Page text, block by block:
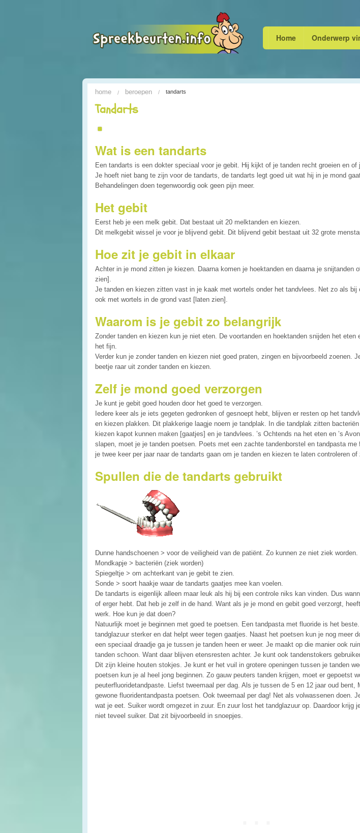
Home Onderwerp
home beroepen tandarts
Tandarts
Wat is een tandarts
Een tandarts is een dokter speciaal voor je gebit. Hij kijkt of je tanden recht groeien en of
Je hoeft niet bang te zijn voor de tandarts, de tandarts legt goed uit wat hij in je mond
Behandelingen doen tegenwoordig ook geen pijn meer.
Het gebit
Eerst heb je een melk gebit. Dat bestaat uit 20 melktanden en kiezen.
Dit melkgebit wissel je voor je blijvend gebit. Dit blijvend gebit bestaat uit 32 grote
Hoe zit je gebit in elkaar
Achter in je mond zitten je kiezen. Daarna komen je hoektanden en daarna je snijtanden
zien].
Je tanden en kiezen zitten vast in je kaak met wortels onder het tandvlees. Net zo als bij
ook met wortels in de grond vast [laten zien].
Waarom is je gebit zo belangrijk
Zonder tanden en kiezen kun je niet eten. De voortanden en hoektanden snijden het eten
het fijn.
Verder kun je zonder tanden en kiezen niet goed praten, zingen en bijvoorbeeld zoenen.
beetje raar uit zonder tanden en kiezen.
Zelf je mond goed verzorgen
Je kunt je gebit goed houden door het goed te verzorgen.
Iedere keer als je iets gegeten gedronken of gesnoept hebt, blijven er resten op het
en kiezen plakken. Dit plakkerige laagje noem je tandplak. In die tandplak zitten
kiezen kapot kunnen maken [gaatjes] en je tandvlees. ’s Ochtends na het eten en ’s
slapen, moet je je tanden poetsen. Poets met een zachte tandenborstel en tandpasta me
je twee keer per jaar naar de tandarts gaan om je tanden en kiezen te laten controleren of
Spullen die de tandarts gebruikt
Dunne handschoenen > voor de veiligheid van de patiënt. Zo kunnen ze niet ziek worden.
Mondkapje > bacteriën (ziek worden)
Spiegeltje > om achterkant van je gebit te zien.
Sonde > soort haakje waar de tandarts gaatjes mee kan voelen.
De tandarts is eigenlijk alleen maar leuk als hij bij een controle niks kan vinden. Dus
of erger hebt. Dat heb je zelf in de hand. Want als je je mond en gebit goed verzorgt,
werk. Hoe kun je dat doen?
Natuurlijk moet je beginnen met goed te poetsen. Een tandpasta met fluoride is het
tandglazuur sterker en dat helpt weer tegen gaatjes. Naast het poetsen kun je nog meer
een speciaal draadje ga je tussen je tanden heen er weer. Je maakt op die manier ook
tanden schoon. Want daar blijven etensresten achter. Je kunt ook tandenstokers
Dit zijn kleine houten stokjes. Je kunt er het vuil in grotere openingen tussen je tanden
poetsen kun je al heel jong beginnen. Zo gauw peuters tanden krijgen, moet er gepoetst
peuterfluoridetandpaste. Liefst tweemaal per dag. Als je tussen de 5 en 12 jaar oud bent,
gewone fluoridentandpasta poetsen. Ook tweemaal per dag! Net als volwassenen doen.
wat je eet. Suiker wordt omgezet in zuur. En zuur lost het tandglazuur op. Daardoor krijg
niet teveel suiker. Dat zit bijvoorbeeld in snoepjes.